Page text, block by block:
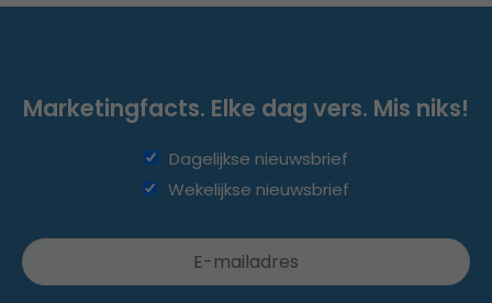
Marketingfacts. Elke dag vers. Mis niks!
Dagelijkse nieuwsbrief
Wekelijkse nieuwsbrief